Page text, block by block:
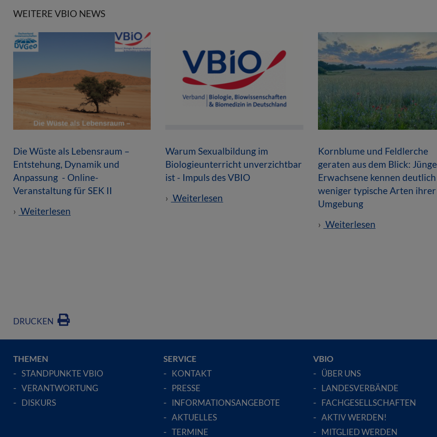
WEITERE VBIO NEWS
Die Wüste als Lebensraum –
Entstehung, Dynamik und
Anpassung - Online-
Veranstaltung für SEK II
Weiterlesen
Warum Sexualbildung im
Biologieunterricht unverzichtbar
ist - Impuls des VBIO
Weiterlesen
Kornblume und Feldlerche
geraten aus dem Blick:
Erwachsene kennen deutlich
weniger typische Arten ihrer
Umgebung
Weiterlesen
DRUCKEN
THEMEN
STANDPUNKTE VBIO
VERANTWORTUNG
DISKURS
SERVICE
KONTAKT
PRESSE
INFORMATIONSANGEBOTE
AKTUELLES
TERMINE
VBIO
ÜBER UNS
LANDESVERBÄNDE
FACHGESELLSCHAFTEN
AKTIV WERDEN!
MITGLIED WERDEN